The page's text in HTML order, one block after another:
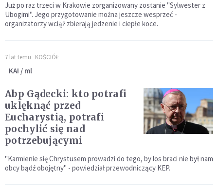
Już po raz trzeci w Krakowie zorganizowany zostanie "Sylwester z
Ubogimi". Jego przygotowanie można jeszcze wesprzeć -
organizatorzy wciąż zbierają jedzenie i ciepłe koce.
7 lat temu KOŚCIÓŁ
KAI / ml
Abp Gądecki: kto potrafi
uklęknąć przed
Eucharystią, potrafi
pochylić się nad
potrzebującymi
"Karmienie się Chrystusem prowadzi do tego, by los braci nie był nam
obcy bądź obojętny" - powiedział przewodniczący KEP.